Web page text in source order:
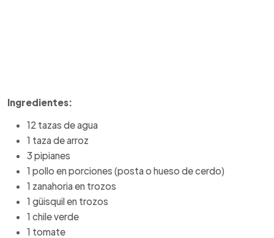
Ingredientes:
12 tazas de agua
1 taza de arroz
3 pipianes
1 pollo en porciones (posta o hueso de cerdo)
1 zanahoria en trozos
1 güisquil en trozos
1 chile verde
1 tomate